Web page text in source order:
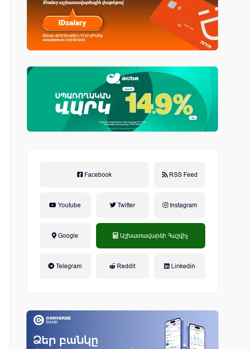
Facebook RSS Feed
Youtube Twitter Instagram
Google Աշխատավարձի Հաշվիչ
Telegram Reddit Linkedin